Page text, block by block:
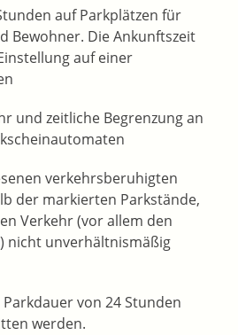
auf Parkplätzen für
Bewohner. Die Ankunftszeit
auf einer
und zeitliche Begrenzung an
verkehrsberuhigten
der markierten Parkstände,
Verkehr (vor allem den
nicht unverhältnismäßig
von 24 Stunden
werden.